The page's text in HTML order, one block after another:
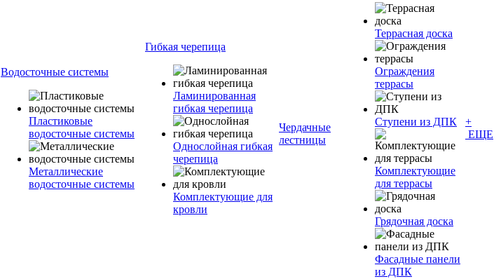
Водосточные системы
Пластиковые
водосточные системы
Металлические
водосточные системы
Гибкая черепица
Ламинированная
гибкая черепица
Однослойная гибкая
черепица
Комплектующие для
кровли
Чердачные
лестницы
Террасная доска
Ограждения
террасы
Ступени из ДПК
Комплектующие
для террасы
Грядочная доска
Фасадные панели
из ДПК
+
ЕЩЕ